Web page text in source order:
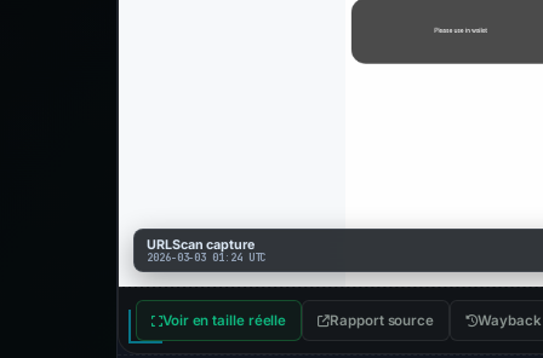
URLScan capture
2026-03-03 01:24 UTC
Voir en taille réelle Rapport source Wayback